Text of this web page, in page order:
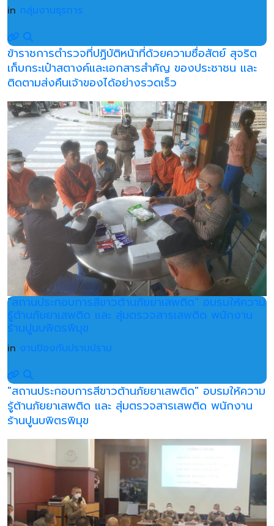
in กลุ่มงานธุรการ
ข้าราชการตำรวจที่ปฏิบัติหน้าที่ด้วยความซื่อสัตย์ สุจริต
เก็บกระเป๋าสตางค์และเอกสารสำคัญ ของประชาชน และ
ติดตามส่งคืนเจ้าของได้อย่างรวดเร็ว
"สถานประกอบการสีขาวต้านภัยยาเสพติด" อบรมให้ความ
รู้ต้านภัยยาเสพติด และ สุ่มตรวจสารเสพติด พนักงาน
ร้านปูนบพิตรพิมุข
in งานป้องกันปราบปราม
"สถานประกอบการสีขาวต้านภัยยาเสพติด" อบรมให้ความ
รู้ต้านภัยยาเสพติด และ สุ่มตรวจสารเสพติด พนักงาน
ร้านปูนบพิตรพิมุข